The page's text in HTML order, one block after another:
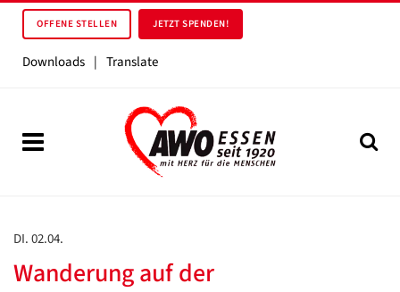
OFFENE STELLEN JETZT SPENDEN!
Downloads | Translate
DI. 02.04.
Wanderung auf der